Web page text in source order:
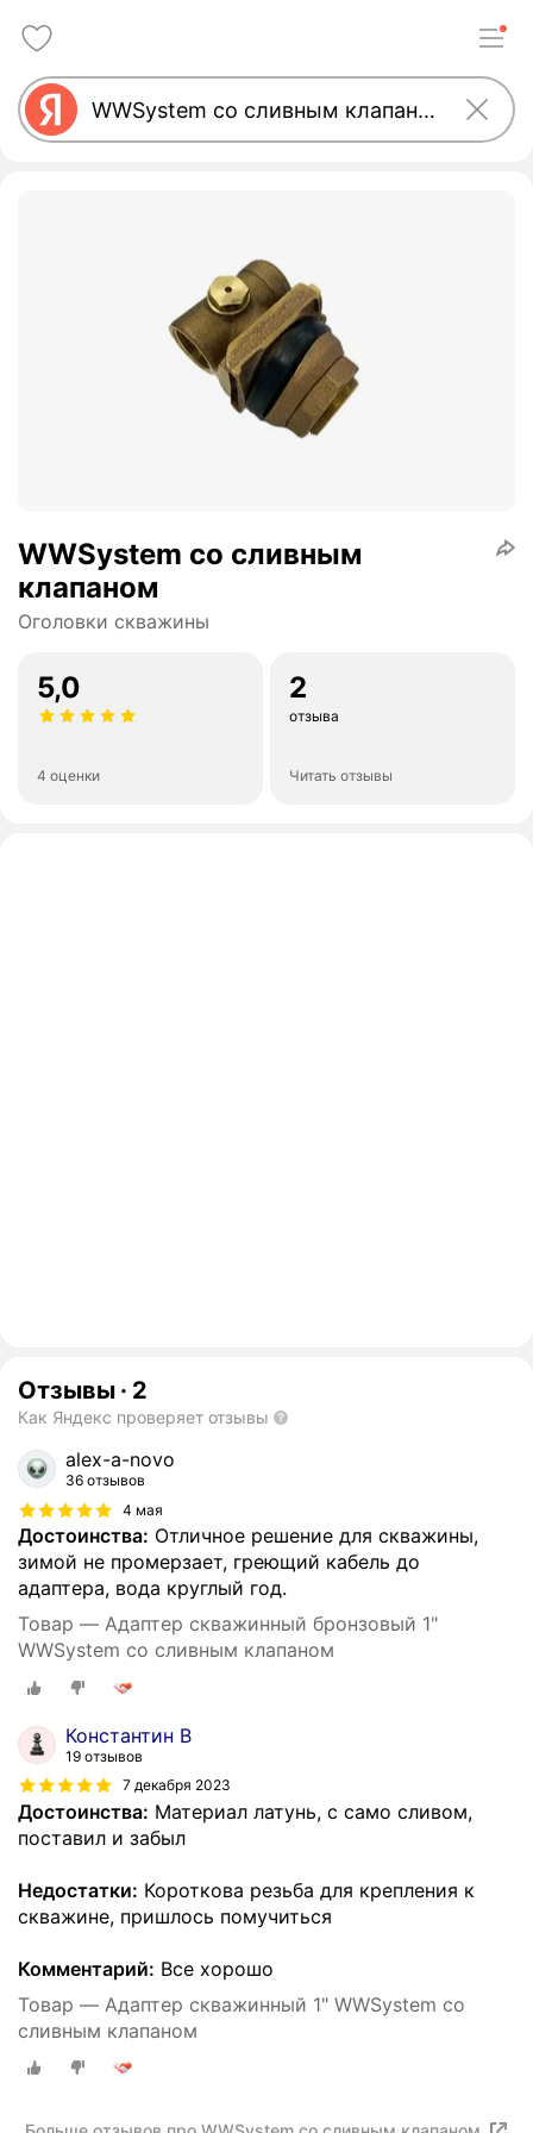
WWSystem со сливным
клапаном
Оголовки скважины
5,0
4 оценки
2
отзыва
Читать отзывы
Отзывы · 2
Как Яндекс проверяет отзывы
alex-a-novo
36 отзывов
4 мая
Достоинства: Отличное решение для скважины,
зимой не промерзает, греющий кабель до
адаптера, вода круглый год.
Товар — Адаптер скважинный бронзовый 1"
WWSystem со сливным клапаном
Константин В
19 отзывов
7 декабря 2023
Достоинства: Материал латунь, с само сливом,
поставил и забыл
Недостатки: Короткова резьба для крепления к
скважине, пришлось помучиться
Комментарий: Все хорошо
Товар — Адаптер скважинный 1" WWSystem со
сливным клапаном